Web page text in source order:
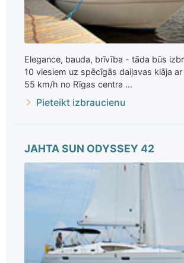
Elegance, bauda, brīvība - tāda būs
10 viesiem uz spēcīgās daiļavas klāja
55 km/h no Rīgas centra ...
Pieteikt izbraucienu
JAHTA SUN ODYSSEY 42